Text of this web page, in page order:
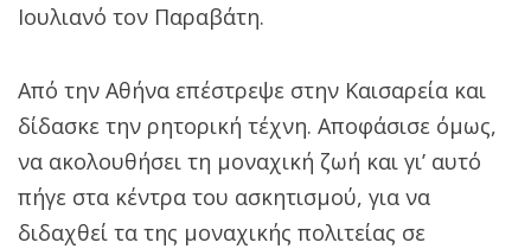
Ιουλιανό τον Παραβάτη.
Από την Αθήνα επέστρεψε στην Καισαρεία και
δίδασκε την ρητορική τέχνη. Αποφάσισε όμως,
να ακολουθήσει τη μοναχική ζωή και γι’ αυτό
πήγε στα κέντρα του ασκητισμού, για να
διδαχθεί τα της μοναχικής πολιτείας σε